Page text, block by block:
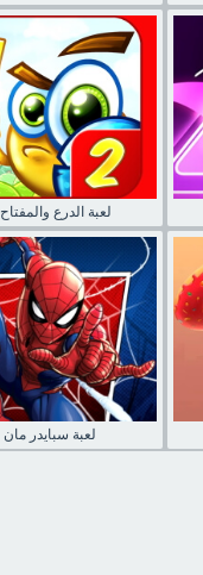
لعبة الدرع والمفتاح 2
لعبة سبايدر مان